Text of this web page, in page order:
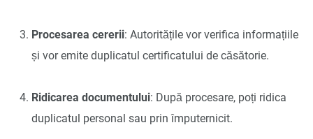
Procesarea cererii: Autoritățile vor verifica informațiile
și vor emite duplicatul certificatului de căsătorie.
Ridicarea documentului: După procesare, poți ridica
duplicatul personal sau prin împuternicit.